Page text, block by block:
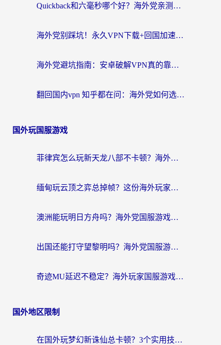
Quickback和六毫秒哪个好？海外党亲测：选对回国加速器，无缝刷剧办公不再愁
海外党别踩坑！永久VPN下载+回国加速器选择指南，无缝刷国内剧游戏支付
海外党避坑指南：安卓破解VPN真的靠谱吗？教你选对回国加速器无缝刷国内资源
翻回国内vpn 知乎都在问：海外党如何选对加速器，无缝刷剧打游戏？
国外玩国服游戏
菲律宾怎么玩新天龙八部不卡顿？海外党国服游戏加速器终极指南（附欧洲国外玩家实测）
缅甸玩云顶之弈总掉帧？这份海外玩家专属加速器攻略帮你上分
澳洲能玩明日方舟吗？海外党国服游戏畅玩终极指南（附实用加速器选择技巧）
出国还能打守望黎明吗？海外党国服游戏不卡顿的终极解法
奇迹MU延迟不稳定？海外玩家国服游戏加速器终极指南：从卡顿到丝滑的秘密
国外地区限制
在国外玩梦幻新诛仙总卡顿？3个实用技巧解决海外党痛点（附回国加速器选择指南）